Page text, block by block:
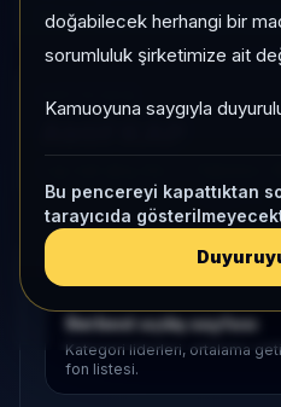
doğabilecek herhangi bir
sorumluluk şirketimize ait
Kamuoyuna saygıyla
Bu pencereyi kapattıktan
tarayıcıda
Momentum bazlı kategori içi
Araştırma Akışı
Serbestaçılış sayfası
Kategori liderleri, ortalama
fon listesi.